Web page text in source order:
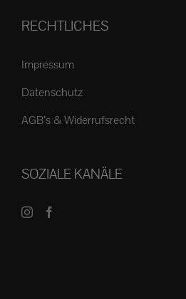
RECHTLICHES
Impressum
Datenschutz
AGB’s & Widerrufsrecht
SOZIALE KANÄLE